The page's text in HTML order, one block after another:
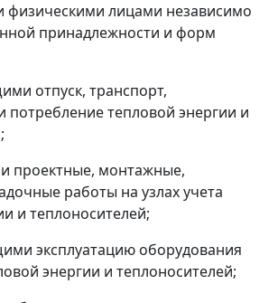
физическими лицами независимо
принадлежности и форм
отпуск, транспорт,
потребление тепловой энергии и
проектные, монтажные,
работы на узлах учета
и теплоносителей;
эксплуатацию оборудования
энергии и теплоносителей;